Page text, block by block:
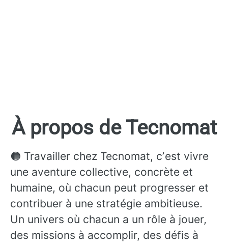
À propos de Tecnomat
🟠 Travailler chez Tecnomat, cʼest vivre
une aventure collective, concrète et
humaine, où chacun peut progresser et
contribuer à une stratégie ambitieuse.
Un univers où chacun a un rôle à jouer,
des missions à accomplir, des défis à